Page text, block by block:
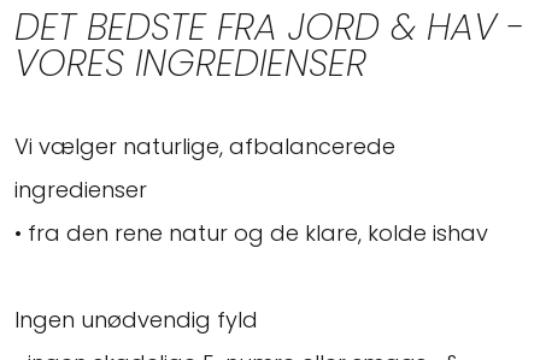
DET BEDSTE FRA JORD & HAV -
VORES INGREDIENSER
Vi vælger naturlige, afbalancerede
ingredienser
• fra den rene natur og de klare, kolde ishav
Ingen unødvendig fyld